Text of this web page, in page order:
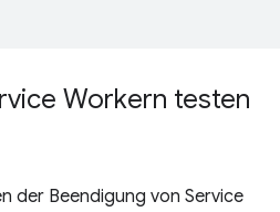
Workern testen
der Beendigung von Service